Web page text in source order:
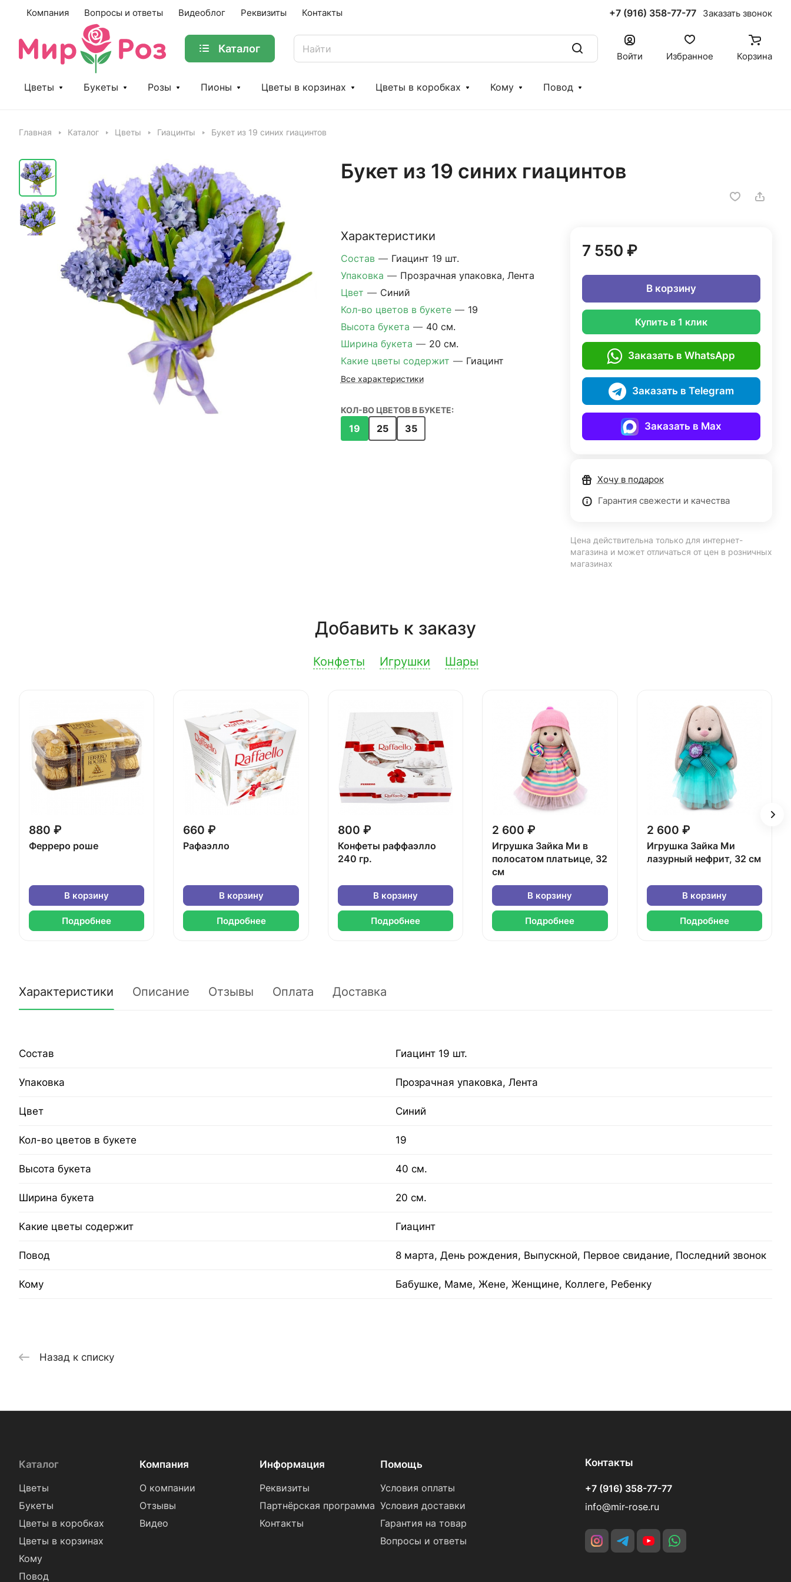
Компания Вопросы и ответы Видеоблог Реквизиты Контакты +7 (916) 358-77-77 Заказать звонок
Каталог
Войти Избранное Корзина
Цветы Букеты Розы Пионы Цветы в корзинах Цветы в коробках Кому Повод
Главная Каталог Цветы Гиацинты Букет из 19 синих гиацинтов
Букет из 19 синих гиацинтов
Характеристики
Состав — Гиацинт 19 шт.
Упаковка — Прозрачная упаковка, Лента
Цвет — Синий
Кол-во цветов в букете — 19
Высота букета — 40 см.
Ширина букета — 20 см.
Какие цветы содержит — Гиацинт
Все характеристики
КОЛ-ВО ЦВЕТОВ В БУКЕТЕ:
19 25 35
7 550 ₽
В корзину
Купить в 1 клик
Заказать в WhatsApp
Заказать в Telegram
Заказать в Max
Хочу в подарок
Гарантия свежести и качества
Цена действительна только для интернет-
магазина и может отличаться от цен в розничных
магазинах
Добавить к заказу
Конфеты Игрушки Шары
880 ₽
Ферреро роше
В корзину
Подробнее
660 ₽
Рафаэлло
В корзину
Подробнее
800 ₽
Конфеты раффаэлло
240 гр.
В корзину
Подробнее
2 600 ₽
Игрушка Зайка Ми в
полосатом платьице, 32
см
В корзину
Подробнее
2 600 ₽
Игрушка Зайка Ми
лазурный нефрит, 32 см
В корзину
Подробнее
Характеристики Описание Отзывы Оплата Доставка
Состав Гиацинт 19 шт.
Упаковка Прозрачная упаковка, Лента
Цвет Синий
Кол-во цветов в букете 19
Высота букета 40 см.
Ширина букета 20 см.
Какие цветы содержит Гиацинт
Повод 8 марта, День рождения, Выпускной, Первое свидание, Последний звонок
Кому Бабушке, Маме, Жене, Женщине, Коллеге, Ребенку
Назад к списку
Каталог
Цветы
Букеты
Цветы в коробках
Цветы в корзинах
Кому
Повод
Компания
О компании
Отзывы
Видео
Информация
Реквизиты
Партнёрская программа
Контакты
Помощь
Условия оплаты
Условия доставки
Гарантия на товар
Вопросы и ответы
Контакты
+7 (916) 358-77-77
info@mir-rose.ru